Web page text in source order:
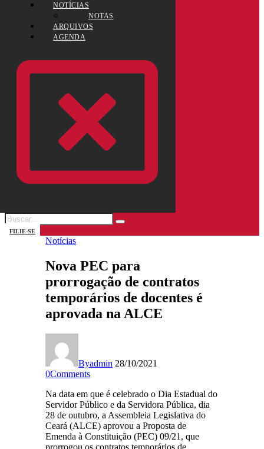
NOTÍCIAS
NOTAS
ARQUIVOS
AGENDA
FILIE-SE
Notícias
Nova PEC para
prorrogação de contratos
temporários de docentes é
aprovada na ALCE
Byadmin 28/10/2021
0Comments
Na data em que é celebrado o Dia Estadual do
Servidor Público e da Servidora Pública, dia
28 de outubro, a Assembleia Legislativa do
Ceará (ALCE) aprovou a Proposta de
Emenda à Constituição (PEC) 09/21, que
prorrogou os contratos temporários de